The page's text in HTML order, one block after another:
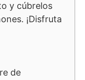
y cúbrelos
¡Disfruta
de